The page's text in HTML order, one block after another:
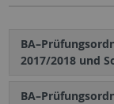
2017/2018 und